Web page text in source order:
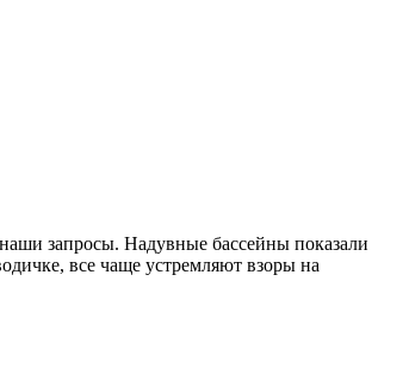
запросы. Надувные бассейны показали
все чаще устремляют взоры на